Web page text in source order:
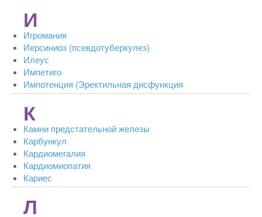
И
Игромания
Иерсиниоз (псевдотуберкулез)
Илеус
Импетиго
Импотенция (Эректильная дисфункция
К
Камни предстательной железы
Карбункул
Кардиомегалия
Кардиомиопатия
Кариес
Л